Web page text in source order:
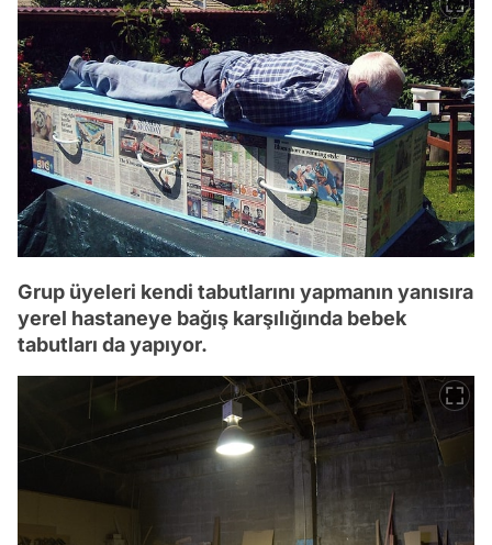
Grup üyeleri kendi tabutlarını yapmanın yanısıra
yerel hastaneye bağış karşılığında bebek
tabutları da yapıyor.